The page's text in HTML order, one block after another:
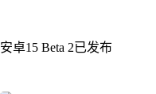
安卓15 Beta 2已发布